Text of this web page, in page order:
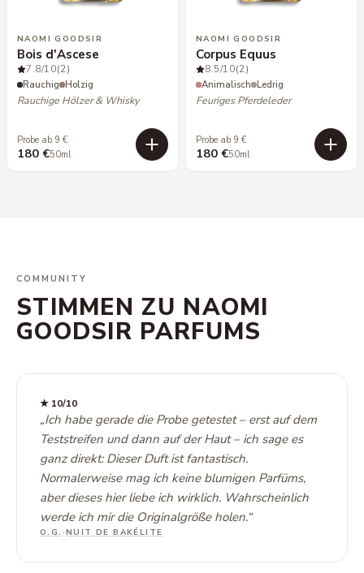
NAOMI GOODSIR
Bois d'Ascese
7.8/10(2)
Rauchig Holzig
Rauchige Hölzer & Whisky
Probe ab 9 €
180 €50ml
NAOMI GOODSIR
Corpus Equus
8.5/10(2)
Animalisch Ledrig
Feuriges Pferdeleder
Probe ab 9 €
180 €50ml
COMMUNITY
STIMMEN ZU NAOMI
GOODSIR PARFUMS
★ 10/10
„Ich habe gerade die Probe getestet – erst auf dem
Teststreifen und dann auf der Haut – ich sage es
ganz direkt: Dieser Duft ist fantastisch.
Normalerweise mag ich keine blumigen Parfüms,
aber dieses hier liebe ich wirklich. Wahrscheinlich
werde ich mir die Originalgröße holen.“
O.G. ·NUIT DE BAKÉLITE